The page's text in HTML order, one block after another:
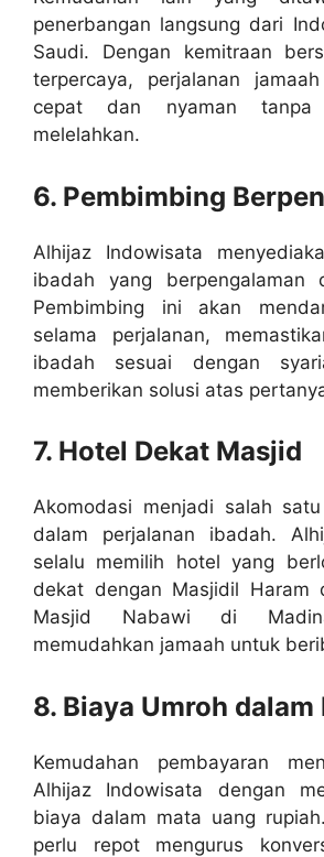
penerbangan langsung dari
Saudi. Dengan kemitraan
terpercaya, perjalanan
cepat dan nyaman
melelahkan.
6. Pembimbing
Alhijaz Indowisata
ibadah yang berpengalaman
Pembimbing ini akan
selama perjalanan,
ibadah sesuai dengan
memberikan solusi atas
7. Hotel Dekat Masjid
Akomodasi menjadi salah
dalam perjalanan ibadah.
selalu memilih hotel yang
dekat dengan Masjidil Haram
Masjid Nabawi di
memudahkan jamaah untuk
8. Biaya Umroh dalam
Kemudahan pembayaran
Alhijaz Indowisata dengan
biaya dalam mata uang
perlu repot mengurus